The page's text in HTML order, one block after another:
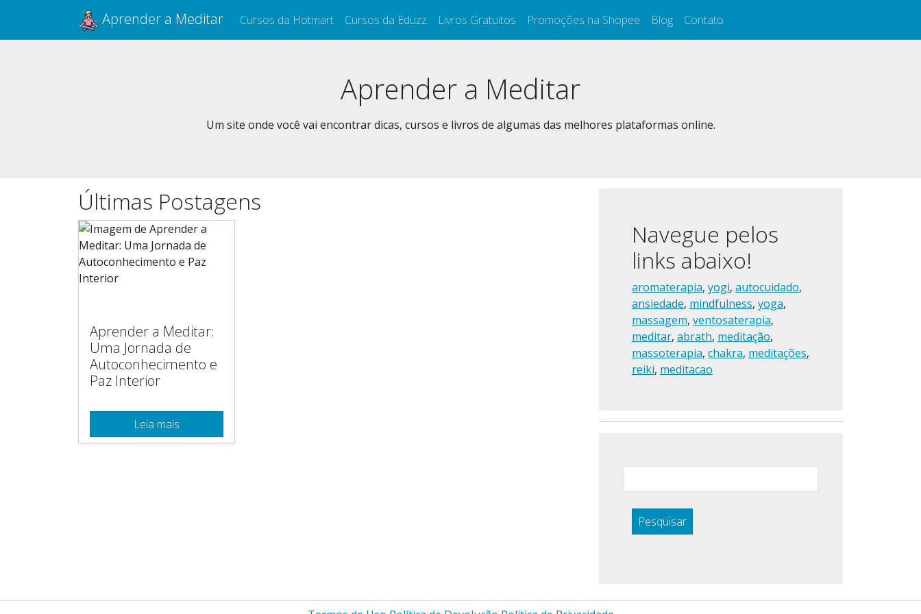
Aprender a Meditar Cursos da Hotmart Cursos da Eduzz Livros Gratuitos Promoções na Shopee Blog Contato
Aprender a Meditar
Um site onde você vai encontrar dicas, cursos e livros de algumas das melhores plataformas online.
Últimas Postagens
Aprender a Meditar:
Uma Jornada de
Autoconhecimento e
Paz Interior
Leia mais
Navegue pelos
links abaixo!
aromaterapia, yogi, autocuidado,
ansiedade, mindfulness, yoga,
massagem, ventosaterapia,
meditar, abrath, meditação,
massoterapia, chakra, meditações,
reiki, meditacao
Pesquisar